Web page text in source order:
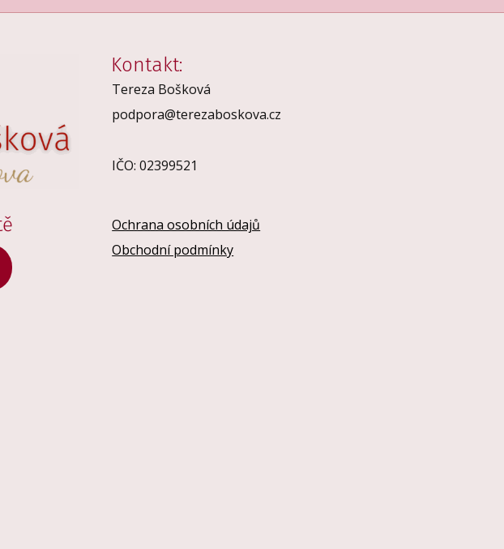
Kontakt:
Tereza Bošková
podpora@terezaboskova.cz
IČO: 02399521
Ochrana osobních údajů
Obchodní podmínky